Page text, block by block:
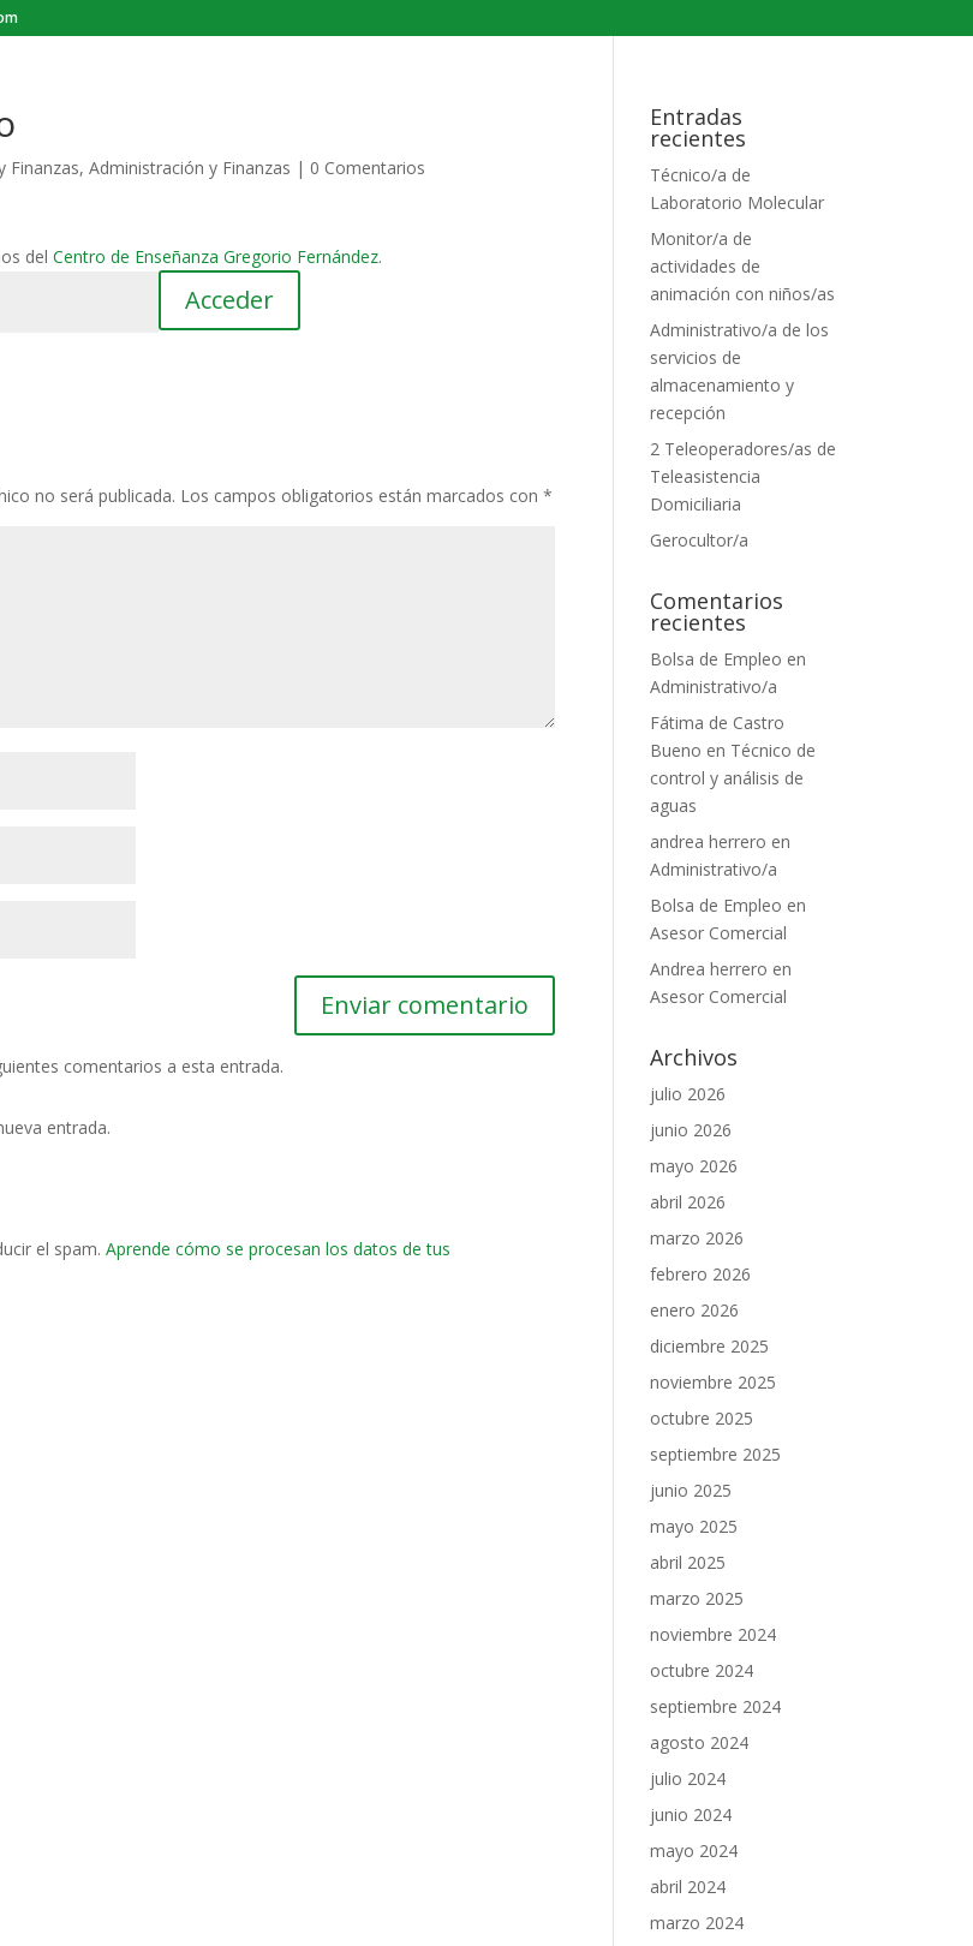
Finanzas, Administración y Finanzas | 0 Comentarios
del Centro de Enseñanza Gregorio Fernández.
no será publicada. Los campos obligatorios están marcados con *
comentarios a esta entrada.
entrada.
el spam. Aprende cómo se procesan los datos de tus
Entradas
recientes
Técnico/a de
Laboratorio Molecular
Monitor/a de
actividades de
animación con niños/as
Administrativo/a de los
servicios de
almacenamiento y
recepción
2 Teleoperadores/as de
Teleasistencia
Domiciliaria
Gerocultor/a
Comentarios
recientes
Bolsa de Empleo en
Administrativo/a
Fátima de Castro
Bueno en Técnico de
control y análisis de
aguas
andrea herrero en
Administrativo/a
Bolsa de Empleo en
Asesor Comercial
Andrea herrero en
Asesor Comercial
Archivos
julio 2026
junio 2026
mayo 2026
abril 2026
marzo 2026
febrero 2026
enero 2026
diciembre 2025
noviembre 2025
octubre 2025
septiembre 2025
junio 2025
mayo 2025
abril 2025
marzo 2025
noviembre 2024
octubre 2024
septiembre 2024
agosto 2024
julio 2024
junio 2024
mayo 2024
abril 2024
marzo 2024